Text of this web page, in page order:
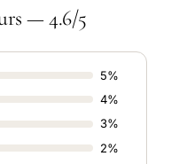
— 4.6/5
5%
4%
3%
2%